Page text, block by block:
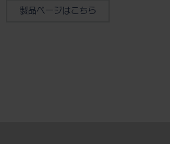
製品ページはこちら